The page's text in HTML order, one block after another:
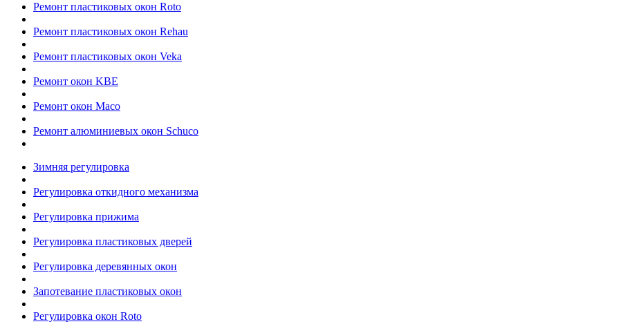
Ремонт пластиковых окон Roto
Ремонт пластиковых окон Rehau
Ремонт пластиковых окон Veka
Ремонт окон KBE
Ремонт окон Maco
Ремонт алюминиевых окон Schuco
Зимняя регулировка
Регулировка откидного механизма
Регулировка прижима
Регулировка пластиковых дверей
Регулировка деревянных окон
Запотевание пластиковых окон
Регулировка окон Roto